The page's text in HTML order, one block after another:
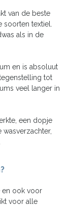
van de beste
soorten textiel.
als in de
en is absoluut
tot
veel langer in
een dopje
wasverzachter,
en ook voor
voor alle